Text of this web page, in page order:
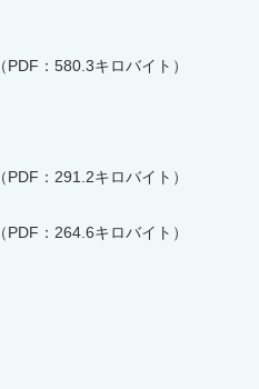
（PDF：580.3キロバイト）
（PDF：291.2キロバイト）
（PDF：264.6キロバイト）